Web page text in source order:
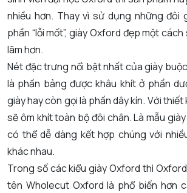
nhiều hơn. Thay vì sử dụng những đôi
phần “lỗi mốt”, giày Oxford đẹp một
lãm hơn.
Nét đặc trưng nổi bật nhất của giày
là phần bảng được khâu khít ở phần
giày hay còn gọi là phần dây kín. Với
sẽ ôm khít toàn bộ đôi chân. Là mẫu
có thể dễ dàng kết hợp chúng với
khác nhau.
Trong số các kiểu giày Oxford thì
tên Wholecut Oxford là phổ biến hơn